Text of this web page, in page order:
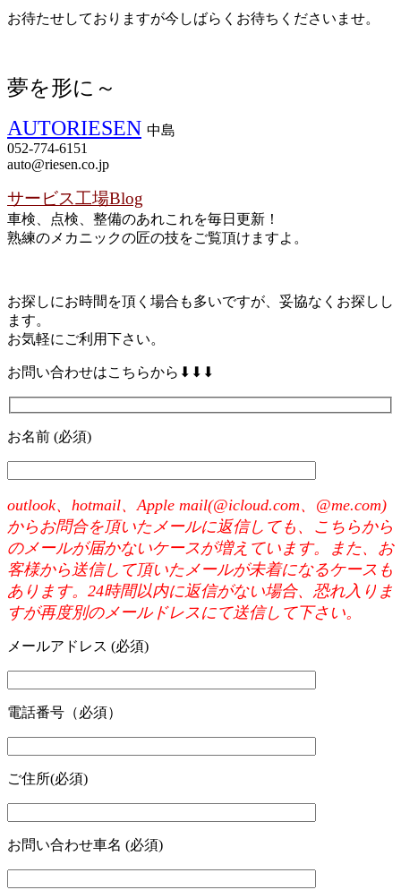
お待たせしておりますが今しばらくお待ちくださいませ。
夢を形に～
AUTORIESEN 中島
052-774-6151
auto@riesen.co.jp
サービス工場Blog
車検、点検、整備のあれこれを毎日更新！
熟練のメカニックの匠の技をご覧頂けますよ。
お探しにお時間を頂く場合も多いですが、妥協なくお探しし
ます。
お気軽にご利用下さい。
お問い合わせはこちらから⬇⬇⬇
お名前 (必須)
outlook、hotmail、Apple mail(@icloud.com、@me.com)
からお問合を頂いたメールに返信しても、こちらから
のメールが届かないケースが増えています。また、お
客様から送信して頂いたメールが未着になるケースも
あります。24時間以内に返信がない場合、恐れ入りま
すが再度別のメールドレスにて送信して下さい。
メールアドレス (必須)
電話番号（必須）
ご住所(必須)
お問い合わせ車名 (必須)